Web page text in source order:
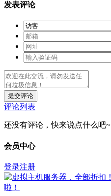
发表评论
提交评论
评论列表
还没有评论，快来说点什么吧~
会员中心
登录注册